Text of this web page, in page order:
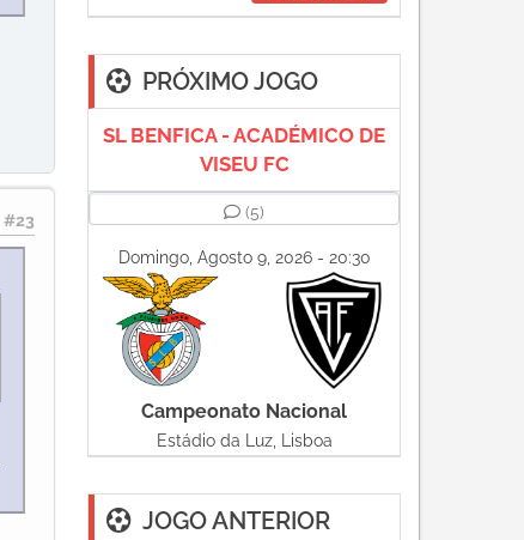
#23
PRÓXIMO JOGO
SL BENFICA - ACADÉMICO DE
VISEU FC
(5)
Domingo, Agosto 9, 2026 - 20:30
Campeonato Nacional
Estádio da Luz, Lisboa
JOGO ANTERIOR